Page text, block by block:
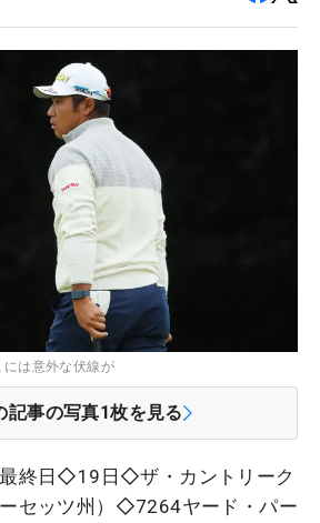
は意外な伏線が
記事の写真1枚を見る
終日◇19日◇ザ・カントリーク
セッツ州）◇7264ヤード・パー